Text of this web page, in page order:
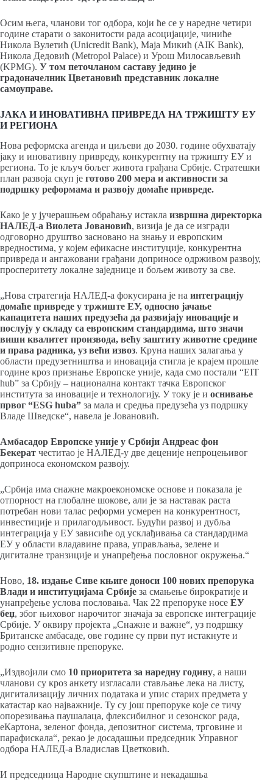
Осим њега, чланови тог одбора, који ће се у наредне четири
године старати о законитости рада асоцијације, чиниће
Никола Вулетић (Unicredit Bank), Маја Микић (AIK Bank),
Никола Дедовић (Metropol Palace) и Урош Милосављевић
(KPMG). У том петочланом саставу једино је
градоначелник Цветановић представник локалне
самоуправе.
ЈАКА И ИНОВАТИВНА ПРИВРЕДА НА ТРЖИШТУ ЕУ
И РЕГИОНА
Нова реформска агенда и циљеви до 2030. године обухватају
јаку и иновативну привреду, конкурентну на тржишту ЕУ и
региона. То је кључ бољег живота грађана Србије. Стратешки
план развоја скуп је готово 200 мера и активности за
подршку реформама и развоју домаће привреде.
Како је у јучерашњем обраћању истакла извршна директорка
НАЛЕД-а Виолета Јовановић, визија је да се изгради
одговорно друштво засновано на знању и европским
вредностима, у којем ефикасне институције, конкурентна
привреда и ангажовани грађани доприносе одрживом развоју,
просперитету локалне заједнице и бољем животу за све.
„Нова стратегија НАЛЕД-а фокусирана је на интеграцију
домаће привреде у тржиште ЕУ, односно јачање
капацитета наших предузећа да развијају иновације и
послују у складу са европским стандардима, што значи
виши квалитет производа, већу заштиту животне средине
и права радника, уз већи извоз. Круна наших залагања у
области предузетништва и иновација стигла је крајем прошле
године кроз признање Европске уније, када смо постали “EIT
hub” за Србију – национална контакт тачка Европског
института за иновације и технологију. У току је и оснивање
првог “ESG huba” за мала и средња предузећа уз подршку
Владе Шведске“, навела је Јовановић.
Амбасадор Европске уније у Србији Андреас фон
Бекерат честитао је НАЛЕД-у две деценије непроцењивог
доприноса економском развоју.
„Србија има снажне макроекономске основе и показала је
отпорност на глобалне шокове, али је за наставак раста
потребан нови талас реформи усмерен на конкурентност,
инвестиције и прилагодљивост. Будући развој и дубља
интеграција у ЕУ зависиће од усклађивања са стандардима
ЕУ у области владавине права, управљања, зелене и
дигиталне транзиције и унапређења пословног окружења.“
Ново, 18. издање Сиве књиге доноси 100 нових препорука
Влади и институцијама Србије за смањење бирократије и
унапређење услова пословања. Чак 22 препоруке носе ЕУ
беџ, због њиховог нарочитог значаја за европске интеграције
Србије. У оквиру пројекта „Снажне и важне“, уз подршку
Британске амбасаде, ове године су први пут истакнуте и
родно сензитивне препоруке.
„Издвојили смо 10 приоритета за наредну годину, а наши
чланови су кроз анкету изгласали стављање лека на листу,
дигитализацију личних података и упис старих предмета у
катастар као најважније. Ту су још препоруке које се тичу
опорезивања паушалаца, флексибилног и сезонског рада,
еКартона, зеленог фонда, депозитног система, трговине и
парафискала“, рекао је досадашњи председник Управног
одбора НАЛЕД-а Владислав Цветковић.
И председница Народне скупштине и некадашња